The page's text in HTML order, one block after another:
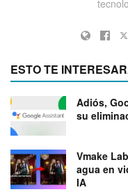
ESTO TE
Adiós,
su
Vmake
agua en
IA